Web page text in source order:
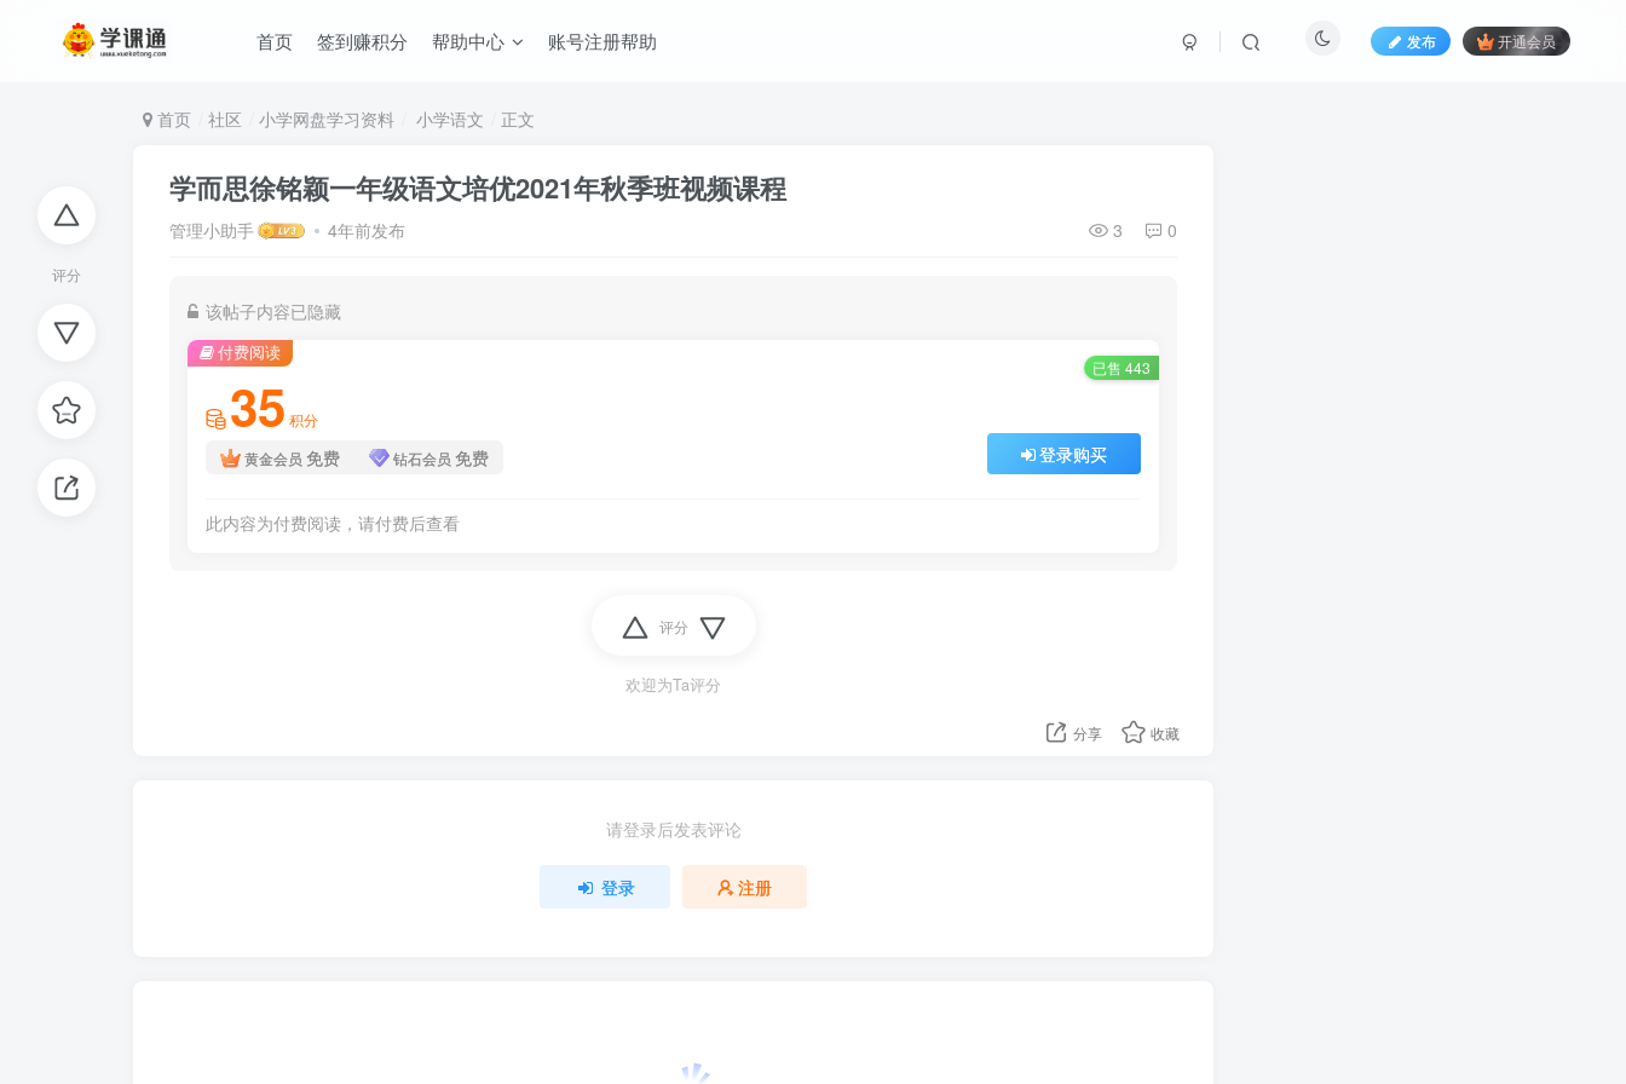
首页 签到赚积分 帮助中心 账号注册帮助 发布 开通会员
评分
首页 社区 小学网盘学习资料 小学语文 正文
学而思徐铭颖一年级语文培优2021年秋季班视频课程
管理小助手 4年前发布 3 0
该帖子内容已隐藏
付费阅读
已售 443
35 积分
黄金会员 免费 钻石会员 免费 登录购买
此内容为付费阅读，请付费后查看
评分
欢迎为Ta评分
分享 收藏
请登录后发表评论
登录 注册